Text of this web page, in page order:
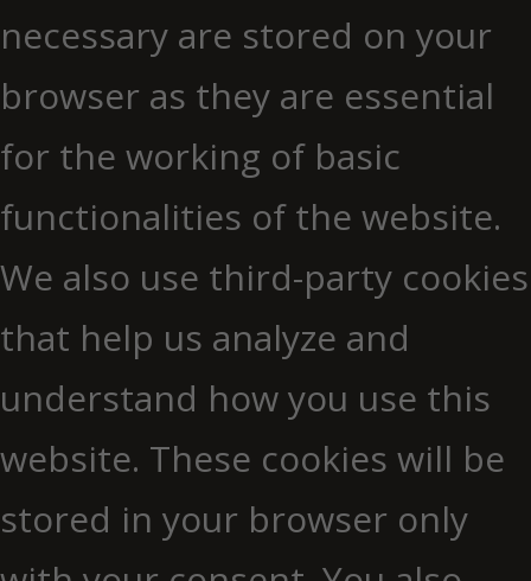
necessary are stored on your
browser as they are essential
for the working of basic
functionalities of the website.
We also use third-party cookies
that help us analyze and
understand how you use this
website. These cookies will be
stored in your browser only